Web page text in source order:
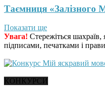
Таємниця «Залізного
Показати ще
Увага! Стережіться
підписами, печатками і
КОНКУРСИ